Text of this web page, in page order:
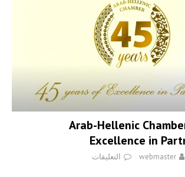
Arab-Hellenic
Excellence in
webmaster التعليقات